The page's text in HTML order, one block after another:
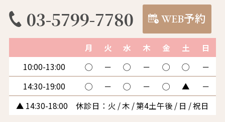
03-5799-7780 WEB予約
月 火 水 木 金 土
日
10:00-13:00
◯ － ◯ － ◯ ◯
－
14:30-19:00
◯ － ◯ － ◯ ▲
－
▲ 14:30-18:00 休診日：火 / 木 / 第4土午後 / 日 / 祝日